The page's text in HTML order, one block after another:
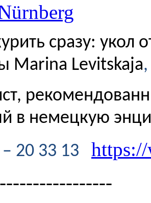
сразу: укол
Marina Levitskaja,
в немецкую
20 33 13